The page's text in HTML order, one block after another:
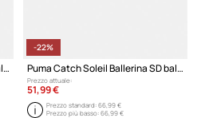
Puma Catch Soleil Ballerina SD ballerine in scamoscio
-22%
Puma Catch Soleil Ballerina SD ballerine in scamoscio
Prezzo attuale:
51,99 €
Prezzo standard:66,99 €
Prezzo più basso:66,99 €